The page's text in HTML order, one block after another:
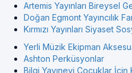
Artemis Yayınları Bireysel
Doğan Egmont Yayıncılık
Kırmızı Yayınları Siyaset
Yerli Müzik Ekipman
Ashton Perküsyonlar
Bilgi Yayınevi Çocuklar İçin